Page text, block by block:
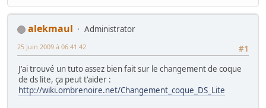
alekmaul
Administrator
#1
25 Juin 2009 à 06:41:42
J'ai trouvé un tuto assez bien fait sur le changement de coque
de ds lite, ça peut t'aider :
http://wiki.ombrenoire.net/Changement_coque_DS_Lite